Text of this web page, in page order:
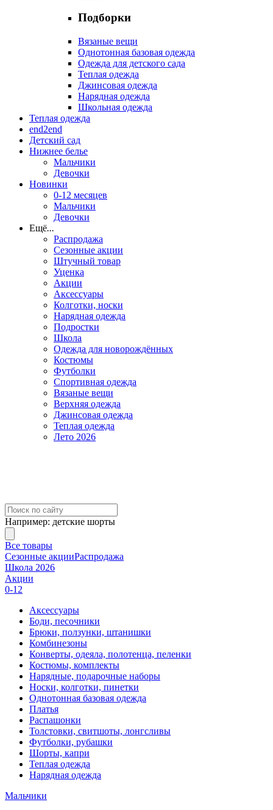
Подборки
Вязаные вещи
Однотонная базовая одежда
Одежда для детского сада
Теплая одежда
Джинсовая одежда
Нарядная одежда
Школьная одежда
Теплая одежда
end2end
Детский сад
Нижнее белье
Мальчики
Девочки
Новинки
0-12 месяцев
Мальчики
Девочки
Ещё...
Распродажа
Сезонные акции
Штучный товар
Уценка
Акции
Аксессуары
Колготки, носки
Нарядная одежда
Подростки
Школа
Одежда для новорождённых
Костюмы
Футболки
Спортивная одежда
Вязаные вещи
Верхняя одежда
Джинсовая одежда
Теплая одежда
Лето 2026
Например: детские шорты
Все товары
Сезонные акцииРаспродажа
Школа 2026
Акции
0-12
Аксессуары
Боди, песочники
Брюки, ползунки, штанишки
Комбинезоны
Конверты, одеяла, полотенца, пеленки
Костюмы, комплекты
Нарядные, подарочные наборы
Носки, колготки, пинетки
Однотонная базовая одежда
Платья
Распашонки
Толстовки, свитшоты, лонгсливы
Футболки, рубашки
Шорты, капри
Теплая одежда
Нарядная одежда
Мальчики